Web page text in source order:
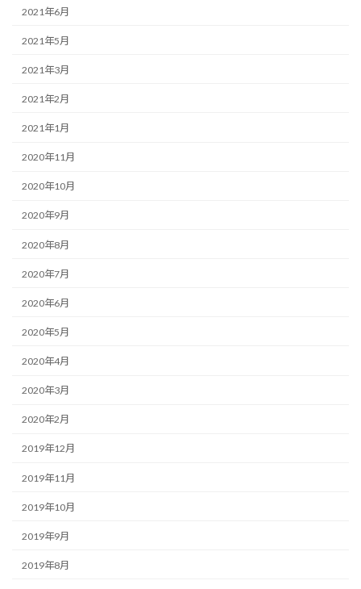
2021年6月
2021年5月
2021年3月
2021年2月
2021年1月
2020年11月
2020年10月
2020年9月
2020年8月
2020年7月
2020年6月
2020年5月
2020年4月
2020年3月
2020年2月
2019年12月
2019年11月
2019年10月
2019年9月
2019年8月